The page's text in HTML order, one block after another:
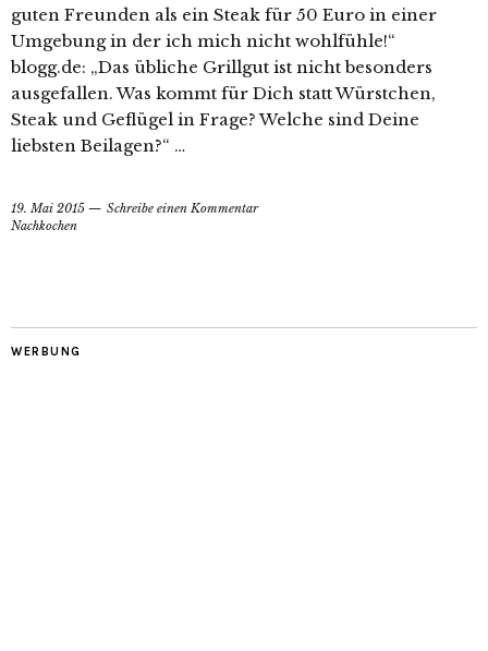
guten Freunden als ein Steak für 50 Euro in einer
Umgebung in der ich mich nicht wohlfühle!“
blogg.de: „Das übliche Grillgut ist nicht besonders
ausgefallen. Was kommt für Dich statt Würstchen,
Steak und Geflügel in Frage? Welche sind Deine
liebsten Beilagen?“ …
19. Mai 2015
Schreibe einen Kommentar
Nachkochen
WERBUNG